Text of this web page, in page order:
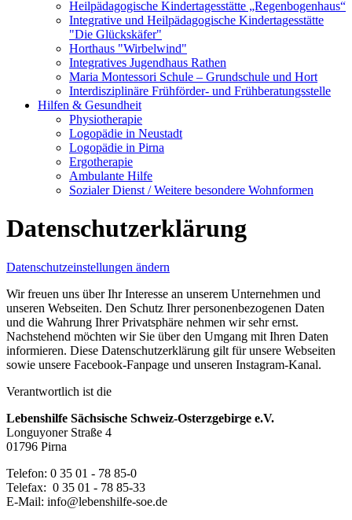
Heilpädagogische Kindertagesstätte „Regenbogenhaus“
Integrative und Heilpädagogische Kindertagesstätte
"Die Glückskäfer"
Horthaus "Wirbelwind"
Integratives Jugendhaus Rathen
Maria Montessori Schule – Grundschule und Hort
Interdisziplinäre Frühförder- und Frühberatungsstelle
Hilfen & Gesundheit
Physiotherapie
Logopädie in Neustadt
Logopädie in Pirna
Ergotherapie
Ambulante Hilfe
Sozialer Dienst / Weitere besondere Wohnformen
Datenschutzerklärung
Datenschutzeinstellungen ändern
Wir freuen uns über Ihr Interesse an unserem Unternehmen und
unseren Webseiten. Den Schutz Ihrer personenbezogenen Daten
und die Wahrung Ihrer Privatsphäre nehmen wir sehr ernst.
Nachstehend möchten wir Sie über den Umgang mit Ihren Daten
informieren. Diese Datenschutzerklärung gilt für unsere Webseiten
sowie unsere Facebook-Fanpage und unseren Instagram-Kanal.
Verantwortlich ist die
Lebenshilfe Sächsische Schweiz-Osterzgebirge e.V.
Longuyoner Straße 4
01796 Pirna
Telefon: 0 35 01 - 78 85-0
Telefax: 0 35 01 - 78 85-33
E-Mail: info@lebenshilfe-soe.de